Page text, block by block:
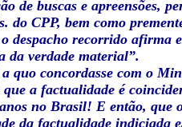
de buscas e apreensões,
do CPP, bem como
despacho recorrido
da verdade material”.
quo concordasse com o
a factualidade é
no Brasil! E então, que
da factualidade indiciada